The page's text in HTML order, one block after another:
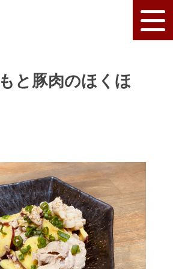
と豚肉のほくほ